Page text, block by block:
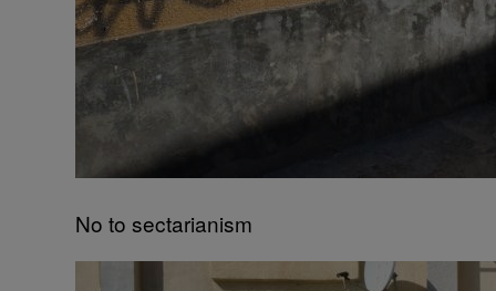
No to sectarianism